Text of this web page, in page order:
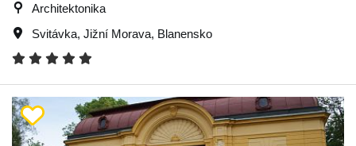
Architektonika
Svitávka, Jižní Morava, Blanensko